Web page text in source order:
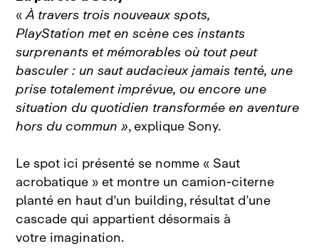
«À travers trois nouveaux spots,
PlayStation met en scène ces instants
surprenants et mémorables où tout peut
basculer : un saut audacieux jamais tenté, une
prise totalement imprévue, ou encore une
situation du quotidien transformée en aventure
hors du commun », explique Sony.
Le spot ici présenté se nomme « Saut
acrobatique » et montre un camion‑citerne
planté en haut d’un building, résultat d’une
cascade qui appartient désormais à
votre imagination.